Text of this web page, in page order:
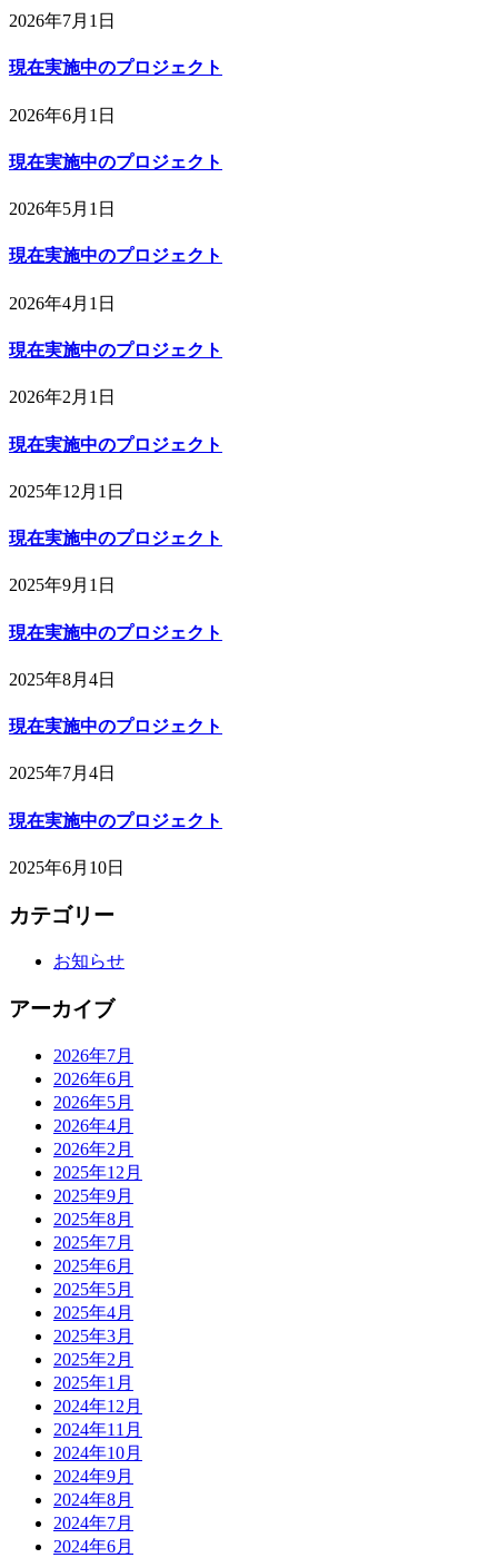
2026年7月1日
現在実施中のプロジェクト
2026年6月1日
現在実施中のプロジェクト
2026年5月1日
現在実施中のプロジェクト
2026年4月1日
現在実施中のプロジェクト
2026年2月1日
現在実施中のプロジェクト
2025年12月1日
現在実施中のプロジェクト
2025年9月1日
現在実施中のプロジェクト
2025年8月4日
現在実施中のプロジェクト
2025年7月4日
現在実施中のプロジェクト
2025年6月10日
カテゴリー
お知らせ
アーカイブ
2026年7月
2026年6月
2026年5月
2026年4月
2026年2月
2025年12月
2025年9月
2025年8月
2025年7月
2025年6月
2025年5月
2025年4月
2025年3月
2025年2月
2025年1月
2024年12月
2024年11月
2024年10月
2024年9月
2024年8月
2024年7月
2024年6月